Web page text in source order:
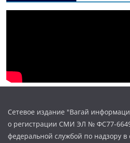
Сетевое издание "Вагай
о регистрации СМИ ЭЛ № ФС77-
федеральной службой по надзору в